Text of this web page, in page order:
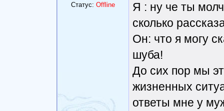
Статус: Offline
Я : ну че ты
сколько
Он: что я могу
шуба!
До сих пор мы
жизненных
ответы мне у